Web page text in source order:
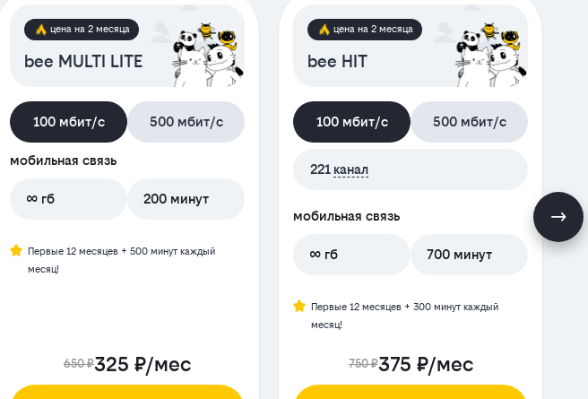
цена на 2 месяца
bee MULTI LITE
100 мбит/с 500 мбит/с
мобильная связь
∞ гб 200 минут
Первые 12 месяцев + 500 минут каждый
месяц!
650 ₽325 ₽/мес
цена на 2 месяца
bee HIT
100 мбит/с 500 мбит/с
221 канал
мобильная связь
∞ гб 700 минут
Первые 12 месяцев + 300 минут каждый
месяц!
750 ₽375 ₽/мес